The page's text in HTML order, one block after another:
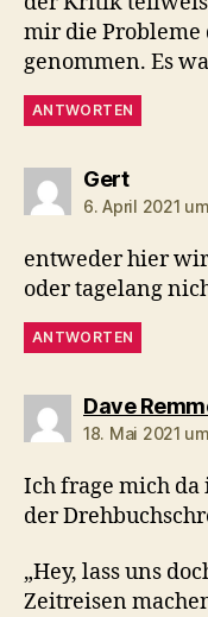
mir die Probleme
genommen. Es
ANTWORTEN
Gertsagt:
6. April 2021
entweder hier
oder tagelang
ANTWORTEN
Dave
18. Mai 2021
Ich frage mich
der
„Hey, lass uns
Zeitreisen